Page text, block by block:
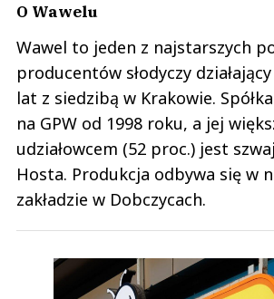
O Wawelu
Wawel to jeden z najstarszych
producentów słodyczy
lat z siedzibą w Krakowie.
na GPW od 1998 roku, a jej
udziałowcem (52 proc.) jest
Hosta. Produkcja odbywa się w
zakładzie w Dobczycach.